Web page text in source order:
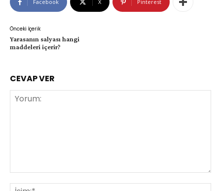
Facebook X Pinterest
Önceki İçerik
Yarasanın salyası hangi
maddeleri içerir?
CEVAP VER